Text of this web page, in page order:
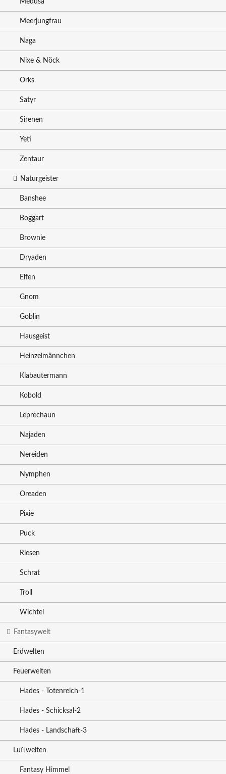
Meerjungfrau
Naga
Nixe & Nöck
Orks
Satyr
Sirenen
Yeti
Zentaur
Naturgeister
Banshee
Boggart
Brownie
Dryaden
Elfen
Gnom
Goblin
Hausgeist
Heinzelmännchen
Klabautermann
Kobold
Leprechaun
Najaden
Nereiden
Nymphen
Oreaden
Pixie
Puck
Riesen
Schrat
Troll
Wichtel
Fantasywelt
Erdwelten
Feuerwelten
Hades - Totenreich-1
Hades - Schicksal-2
Hades - Landschaft-3
Luftwelten
Fantasy Himmel